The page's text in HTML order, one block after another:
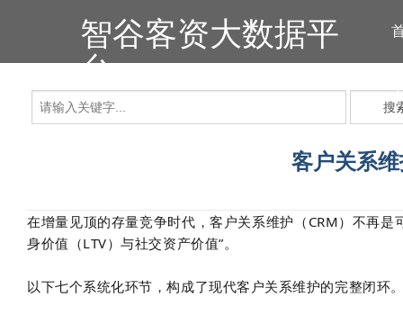
智谷客资大数据平
台
搜
客户关系
在增量见顶的存量竞争时代，客户关系维护（CRM）不再是
身价值（LTV）与社交资产价值”。
以下七个系统化环节，构成了现代客户关系维护的完整闭环